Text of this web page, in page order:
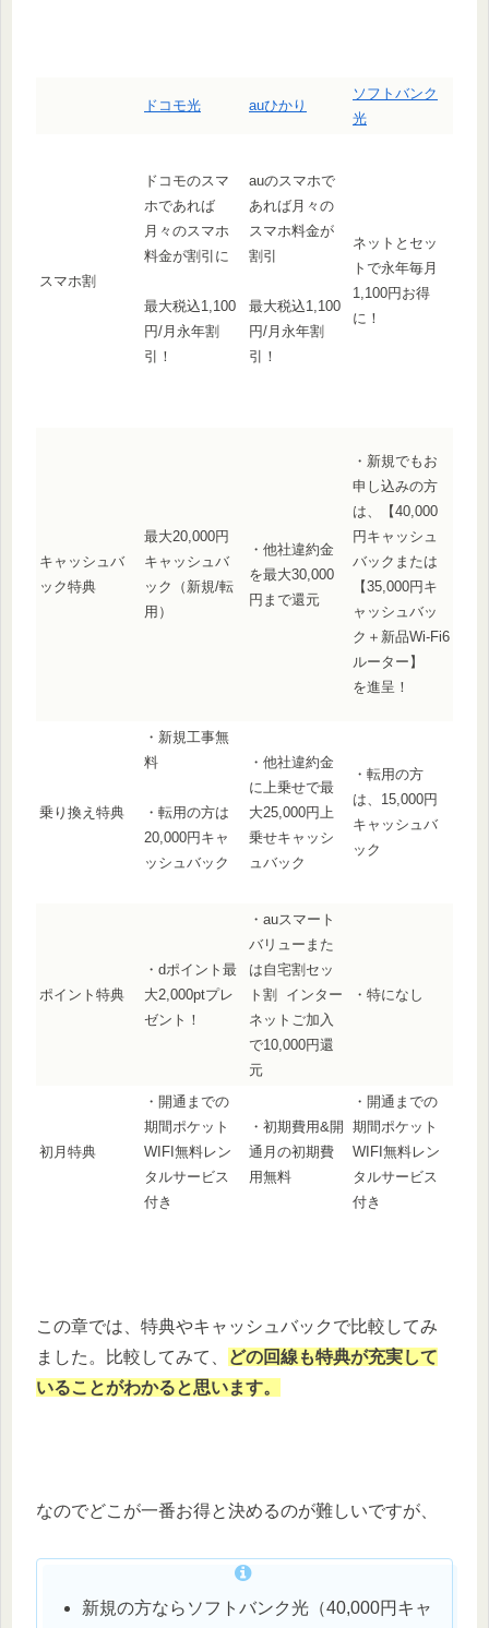
ドコモ光 auひかり
ソフトバンク
光
スマホ割
ドコモのスマ
ホであれば
月々のスマホ
料金が割引に
最大税込1,100
円/月永年割
引！
auのスマホで
あれば月々の
スマホ料金が
割引
最大税込1,100
円/月永年割
引！
ネットとセッ
トで永年毎月
1,100円お得
に！
キャッシュバ
ック特典
最大20,000円
キャッシュバ
ック（新規/転
用）
・他社違約金
を最大30,000
円まで還元
・新規でもお
申し込みの方
は、【40,000
円キャッシュ
バックまたは
【35,000円キ
ャッシュバッ
ク＋新品Wi-Fi6
ルーター】
を進呈！
乗り換え特典
・新規工事無
料
・転用の方は
20,000円キャ
ッシュバック
・他社違約金
に上乗せで最
大25,000円上
乗せキャッシ
ュバック
・転用の方
は、15,000円
キャッシュバ
ック
ポイント特典
・dポイント最
大2,000ptプレ
ゼント！
・auスマート
バリューまた
は自宅割セッ
ト割 インター
ネットご加入
で10,000円還
元
・特になし
初月特典
・開通までの
期間ポケット
WIFI無料レン
タルサービス
付き
・初期費用&開
通月の初期費
用無料
・開通までの
期間ポケット
WIFI無料レン
タルサービス
付き
この章では、特典やキャッシュバックで比較してみ
ました。比較してみて、
どの回線も特典が充実して
いることがわかると思います。
なのでどこが一番お得と決めるのが難しいですが、
新規の方ならソフトバンク光（40,000円キャ